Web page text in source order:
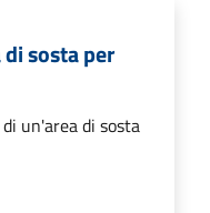
sosta per
un'area di sosta